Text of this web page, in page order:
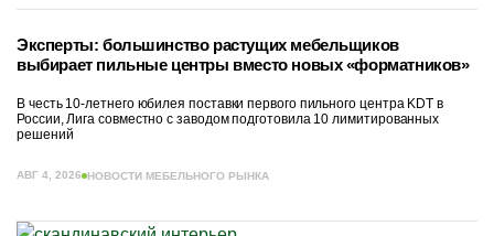
Эксперты: большинство растущих мебельщиков
выбирает пильные центры вместо новых «форматников»
В честь 10-летнего юбилея поставки первого пильного центра KDT в
России, Лига совместно с заводом подготовила 10 лимитированных
решений
АВГ 4, 2026 НОВОСТИ МЕБЕЛЬНОГО РЫНКА